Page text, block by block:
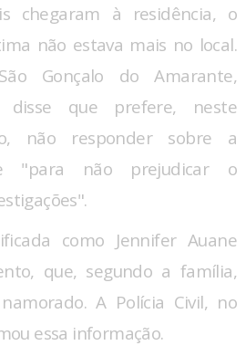
chegaram à residência, o
não estava mais no local.
Gonçalo do Amarante,
disse que prefere, neste
não responder sobre a
"para não prejudicar o
como Jennifer Auane
que, segundo a família,
A Polícia Civil, no
essa informação.